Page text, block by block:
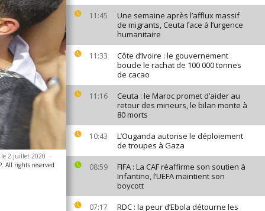
11:45
Une semaine après l’afflux massif
de migrants, Ceuta face à l’urgence
humanitaire
11:33
Côte d’Ivoire : le gouvernement
boucle le rachat de 100 000 tonnes
de cacao
11:16
Ceuta : le Maroc promet d’aider au
retour des mineurs, le bilan monte à
80 morts
10:43
L’Ouganda autorise le déploiement
de troupes à Gaza
08:59
FIFA : La CAF réaffirme son soutien à
Infantino, l’UEFA maintient son
boycott
07:17
RDC : la peur d’Ebola détourne les
le 2 juillet 2020 -
All rights reserved